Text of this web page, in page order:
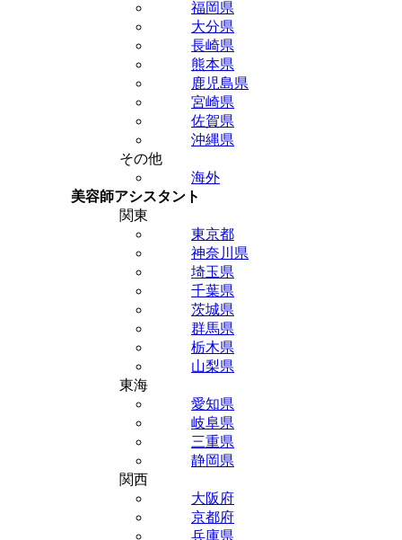
福岡県
大分県
長崎県
熊本県
鹿児島県
宮崎県
佐賀県
沖縄県
その他
海外
美容師アシスタント
関東
東京都
神奈川県
埼玉県
千葉県
茨城県
群馬県
栃木県
山梨県
東海
愛知県
岐阜県
三重県
静岡県
関西
大阪府
京都府
兵庫県